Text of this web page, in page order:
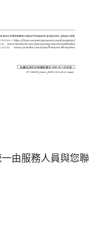
由服務人員與您聯